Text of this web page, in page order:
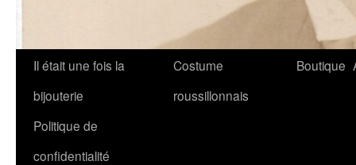
Il était une fois la
bijouterie
Costume
roussillonnais
Boutique
Politique de
confidentialité